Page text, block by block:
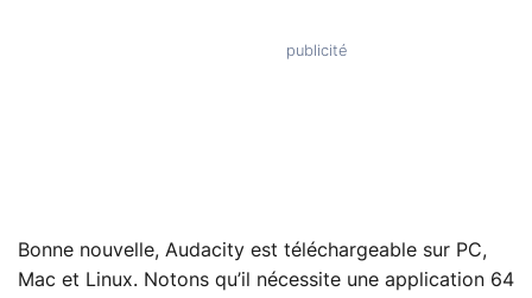
Bonne nouvelle, Audacity est téléchargeable sur PC,
Mac et Linux. Notons qu’il nécessite une application 64